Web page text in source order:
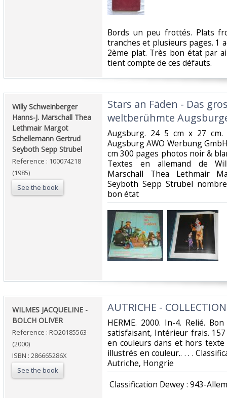
‎Bords un peu frottés. Plats
tranches et plusieurs pages. 1
2ème plat. Très bon état par
tient compte de ces défauts. ‎
‎Willy Schweinberger
Hanns-J. Marschall Thea
Lethmair Margot
Schellemann Gertrud
Seyboth Sepp Strubel‎
Reference : 100074218
(1985)
See the book
‎Stars an Fäden - Das
weltberühmte
‎Augsburg. 24 5 cm x 27 cm.
Augsburg AWO Werbung
cm 300 pages photos noir &
Textes en allemand de
Marschall Thea Lethmair
Seyboth Sepp Strubel
bon état‎
‎WILMES JACQUELINE -
BOLCH OLIVER‎
Reference : RO20185563
(2000)
ISBN : 286665286X
See the book
‎AUTRICHE -
‎HERME. 2000. In-4. Relié.
satisfaisant, Intérieur frais.
en couleurs dans et hors
illustrés en couleur.. . . .
Autriche, Hongrie‎
Classification Dewey : 943-